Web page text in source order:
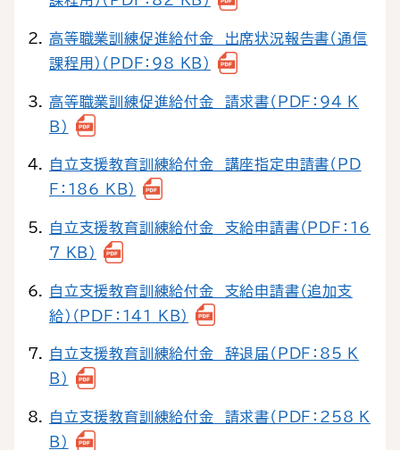
高等職業訓練促進給付金 出席状況報告書（通信
課程用）（PDF：98 KB）
高等職業訓練促進給付金 請求書（PDF：94 K
B）
自立支援教育訓練給付金 講座指定申請書（PD
F：186 KB）
自立支援教育訓練給付金 支給申請書（PDF：16
7 KB）
自立支援教育訓練給付金 支給申請書（追加支
給）（PDF：141 KB）
自立支援教育訓練給付金 辞退届（PDF：85 K
B）
自立支援教育訓練給付金 請求書（PDF：258 K
B）